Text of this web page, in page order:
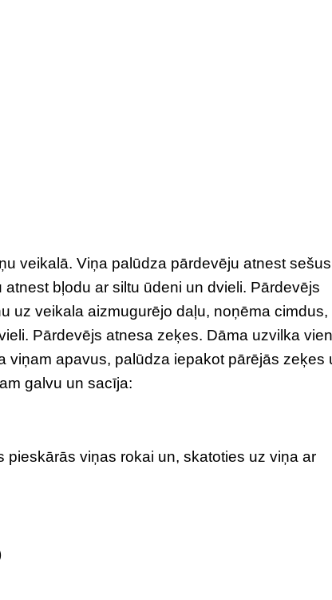
veikalā. Viņa palūdza pārdevēju atnest sešus
bļodu ar siltu ūdeni un dvieli. Pārdevējs
uz veikala aizmugurējo daļu, noņēma cimdus,
Pārdevējs atnesa zeķes. Dāma uzvilka
viņam apavus, palūdza iepakot pārējās zeķes
galvu un sacīja:
viņas rokai un, skatoties uz viņa ar